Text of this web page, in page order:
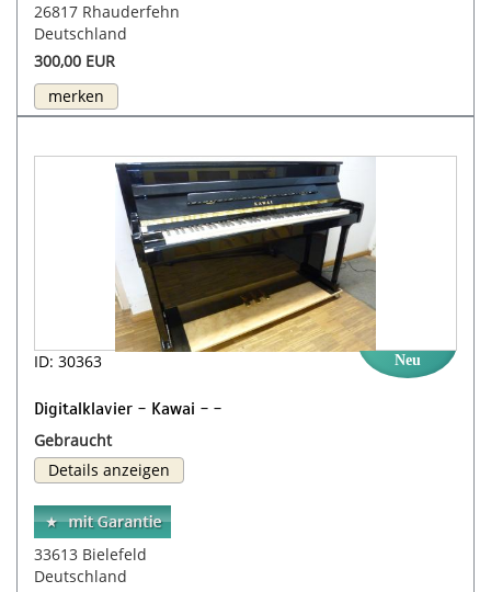
26817 Rhauderfehn
Deutschland
300,00 EUR
merken
ID: 30363 Neu
Digitalklavier - Kawai - -
Gebraucht
Details anzeigen
33613 Bielefeld
Deutschland